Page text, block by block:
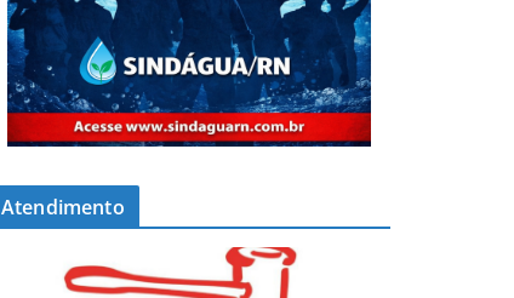
Atendimento